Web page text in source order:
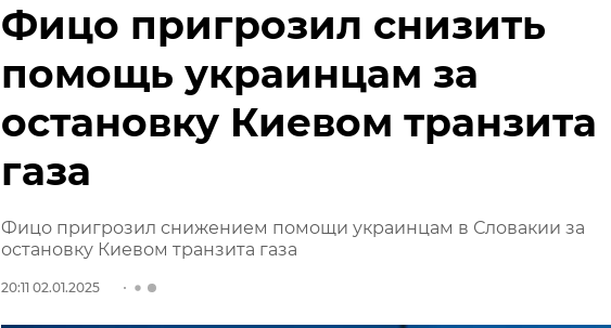
Фицо пригрозил снизить
помощь украинцам за
остановку Киевом транзита
газа
Фицо пригрозил снижением помощи украинцам в Словакии за
остановку Киевом транзита газа
20:11 02.01.2025